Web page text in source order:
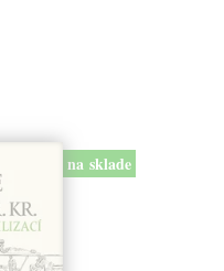
na sklade